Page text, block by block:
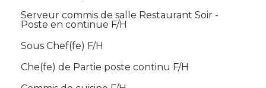
Serveur commis de salle Restaurant Soir -
Poste en continue F/H
Sous Chef(fe) F/H
Che(fe) de Partie poste continu F/H